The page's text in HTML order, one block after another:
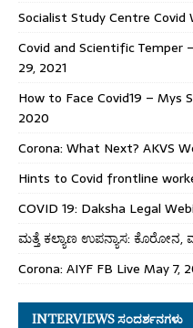
Socialist Study Centre Covid
Covid and Scientific Temper
29, 2021
How to Face Covid19 – Mys
2020
Corona: What Next? AKVS
Hints to Covid frontline
COVID 19: Daksha Legal
ಮತ್ತೆ ಕಲ್ಯಾಣ ಉಪನ್ಯಾಸ: ಕೊರೋನ,
Corona: AIYF FB Live May 7,
INTERVIEWS ಸಂದರ್ಶನಗಳು